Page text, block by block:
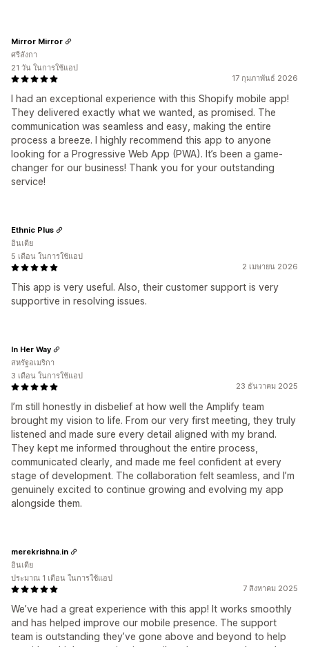
17 กุมภาพันธ์ 2026
I had an exceptional experience with this Shopify mobile app!
They delivered exactly what we wanted, as promised. The
communication was seamless and easy, making the entire
process a breeze. I highly recommend this app to anyone
looking for a Progressive Web App (PWA). It’s been a game-
changer for our business! Thank you for your outstanding
service!
Mirror Mirror
ศรีลังกา
21 วัน ในการใช้แอป
2 เมษายน 2026
This app is very useful. Also, their customer support is very
supportive in resolving issues.
Ethnic Plus
อินเดีย
5 เดือน ในการใช้แอป
23 ธันวาคม 2025
I’m still honestly in disbelief at how well the Amplify team
brought my vision to life. From our very first meeting, they truly
listened and made sure every detail aligned with my brand.
They kept me informed throughout the entire process,
communicated clearly, and made me feel confident at every
stage of development. The collaboration felt seamless, and I’m
genuinely excited to continue growing and evolving my app
alongside them.
In Her Way
สหรัฐอเมริกา
3 เดือน ในการใช้แอป
7 สิงหาคม 2025
We’ve had a great experience with this app! It works smoothly
and has helped improve our mobile presence. The support
team is outstanding they’ve gone above and beyond to help
merekrishna.in
อินเดีย
ประมาณ 1 เดือน ในการใช้แอป